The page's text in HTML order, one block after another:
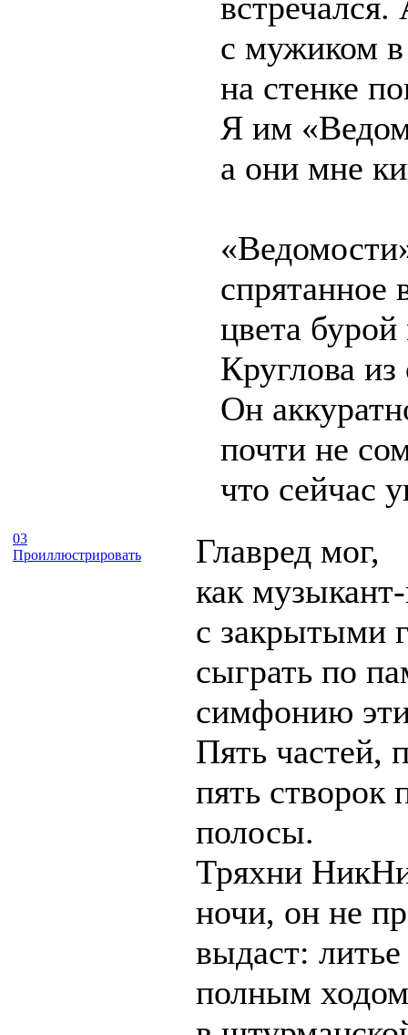
с мужиком
на стенке
Я им
а они мне
спрятанное
цвета
Круглова
Он
почти не
что сейчас
03
Проиллюстрировать
Главред мог,
как
с закрытыми
сыграть по
симфонию
Пять частей,
пять створок
полосы.
Тряхни
ночи, он не
выдаст:
полным